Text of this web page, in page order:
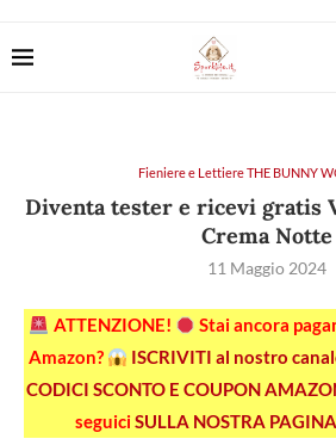
Fieniere e Lettiere THE BUNNY
Diventa tester e ricevi gratis
Crema Notte
11 Maggio 2024
ATTENZIONE!
Stai ancora
Amazon?
ISCRIVITI al nostro
CODICI SCONTO E COUPON
seguiciSULLA NOSTRA